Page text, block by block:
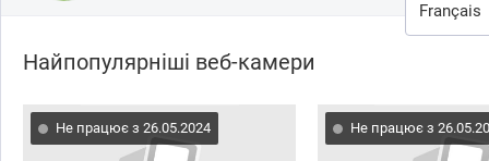
Français
Найпопулярніші веб-камери
Не працює з 26.05.2024 Не працює з